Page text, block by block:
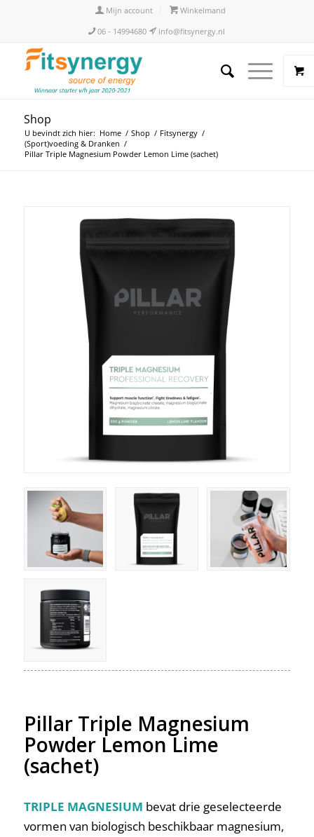
Mijn account
Winkelmand
06 - 14994680
info@fitsynergy.nl
Shop
U bevindt zich hier: Home / Shop / Fitsynergy /
(Sport)voeding & Dranken /
Pillar Triple Magnesium Powder Lemon Lime (sachet)
Pillar Triple Magnesium
Powder Lemon Lime
(sachet)
TRIPLE MAGNESIUM bevat drie geselecteerde
vormen van biologisch beschikbaar magnesium,